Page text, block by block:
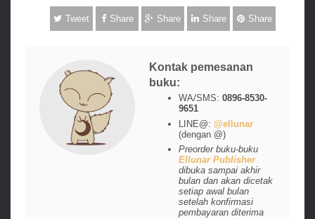
Tweet Share Share Share Share
Kontak pemesanan
buku:
WA/SMS:0896-8530-
9651
LINE@:@ellunar
(dengan @)
Preorder buku-buku
Ellunar Publisher
dibuka sampai akhir
bulan dan akan dicetak
setiap awal bulan
setelah konfirmasi
pembayaran diterima